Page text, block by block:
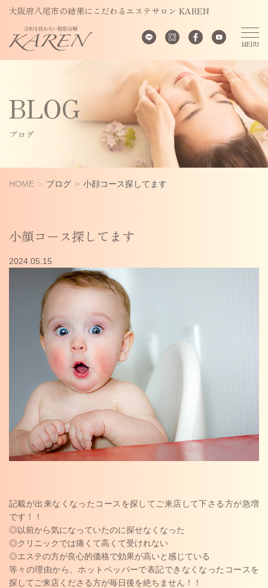
大阪府八尾市の結果にこだわるエステサロン KAREN
BLOG
ブログ
HOME ブログ 小顔コース探してます
小顔コース探してます
2024.05.15
記載が出来なくなったコースを探してご来店して下さる方が急増
です！！
◎以前から気になっていたのに探せなくなった
◎クリニックでは痛くて高くて受けれない
◎エステの方が良心的価格で効果が高いと感じている
等々の理由から、ホットペッパーで表記できなくなったコースを
探してご来店くださる方が毎日後を絶ちません！！